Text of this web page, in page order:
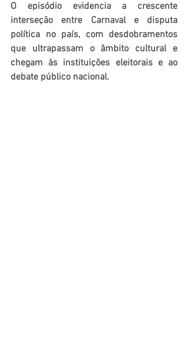
O episódio evidencia a crescente
interseção entre Carnaval e disputa
política no país, com desdobramentos
que ultrapassam o âmbito cultural e
chegam às instituições eleitorais e ao
debate público nacional.